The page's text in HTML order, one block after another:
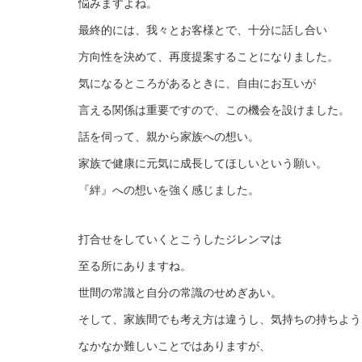
最終的には、我々とお客様とで、十分に話し合い
方向性を決めて、再度提案することになりました。
気になるところがあるときに、自由にお互いが
言える関係は重要ですので、この機会を設けました。
話を伺って、親から家族への想い。
家族で健康に元気に成長してほしいという願い。
『絆』への想いを強く感じました。
打合せをしていくとこうしたジレンマは
至る所にありますね。
世間の常識と自分の常識のせめぎあい。
そして、家族間でも考え方は違うし、気持ちの持ちよ
なかなか難しいことではありますが、